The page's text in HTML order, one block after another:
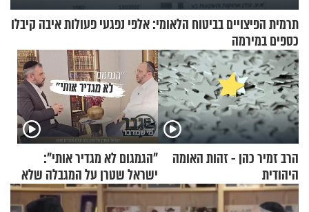
תרמית הפיצויים בביטוח הלאומי: אלפי נפגעי פעולות איבה קיבלו
כספים במירמה
הרב זמיר כהן - זהות האומה
היהודית
"הגמגום לא מגדיר אותי":
ישראל שטרן על המגבלה שלא
עוצרת אותו